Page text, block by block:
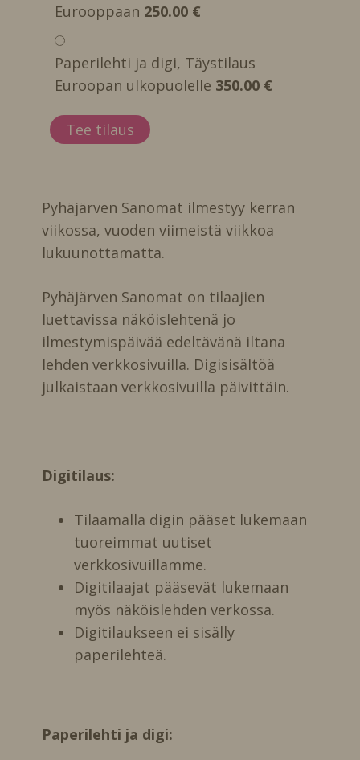
Eurooppaan 250.00 €
Paperilehti ja digi, Täystilaus
Euroopan ulkopuolelle 350.00 €
Pyhäjärven Sanomat ilmestyy kerran
viikossa, vuoden viimeistä viikkoa
lukuunottamatta.
Pyhäjärven Sanomat on tilaajien
luettavissa näköislehtenä jo
ilmestymispäivää edeltävänä iltana
lehden verkkosivuilla. Digisisältöä
julkaistaan verkkosivuilla päivittäin.
Digitilaus:
Tilaamalla digin pääset lukemaan
tuoreimmat uutiset
verkkosivuillamme.
Digitilaajat pääsevät lukemaan
myös näköislehden verkossa.
Digitilaukseen ei sisälly
paperilehteä.
Paperilehti ja digi: